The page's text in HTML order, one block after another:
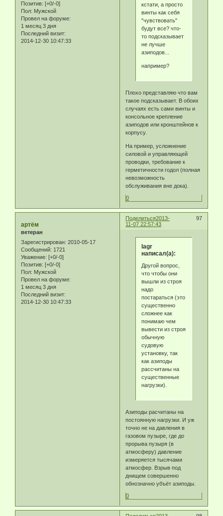
Позитив: [+0/-0]
Пол: Мужской
Провел на форуме:
1 месяц 3 дня
Последний визит:
2014-12-30 10:47:33
кстати, а просто
винты как себя
"чувствовать"
будут все? что-
то подсказывает
не лучше
азиподов...
например?
Плохо представляю что вам
такое подсказывает. В обоих
случаях есть сами винты и
консольное крепление
азиподов или кронштейнов к
корпусу.
На пример, усложнение
силовой и управляющей
проводки, требование к
герметичности годол (полная
невозможность
обслуживания вне дока).
0
Поделиться 97
2013-
11-07 22:57:43
артём
ветеран
Зарегистрирован: 2010-05-17
Сообщений: 1721
Уважение: [+0/-0]
Позитив: [+0/-0]
Пол: Мужской
Провел на форуме:
1 месяц 3 дня
Последний визит:
2014-12-30 10:47:33
lagr
написал(а):
Другой вопрос,
что чтобы они
вышли из строя
надо
постараться (это
существенно
сложнее как
понимаю чем
вывести из строя
обычную
судовую
установку, так
как азиподы
рассчитаны на
существенные
нагрузки).
Азиподы расчитаны на
постоянную нагрузки. И уж
точно не на давления в
газовом пузыре, где до
прорыва пузыря (в
атмосферу) давление
измеряется тысячами
атмосфер. Взрыв под
днищем совершенно
обнозначно убъёт азиподы.
0